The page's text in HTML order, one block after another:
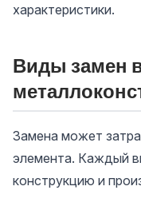
характеристики.
Виды замен
Замена может
элемента. Каждый
конструкцию и